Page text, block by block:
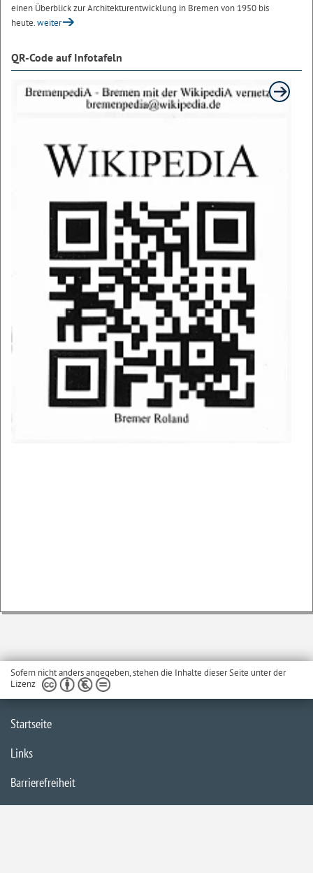
einen Überblick zur Architekturentwicklung in Bremen von 1950 bis
heute.weiter
QR-Code auf Infotafeln
Sofern nicht anders angegeben, stehen die Inhalte dieser Seite unter der
Lizenz
Startseite
Links
Barrierefreiheit